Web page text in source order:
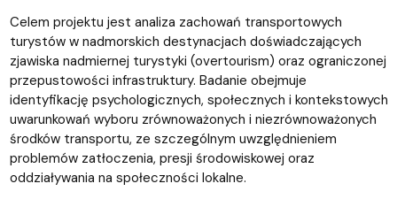
Celem projektu jest analiza zachowań transportowych
turystów w nadmorskich destynacjach doświadczających
zjawiska nadmiernej turystyki (overtourism) oraz ograniczonej
przepustowości infrastruktury. Badanie obejmuje
identyfikację psychologicznych, społecznych i kontekstowych
uwarunkowań wyboru zrównoważonych i niezrównoważonych
środków transportu, ze szczególnym uwzględnieniem
problemów zatłoczenia, presji środowiskowej oraz
oddziaływania na społeczności lokalne.